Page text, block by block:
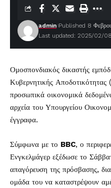
Last updated: 2025/02/
admin Published 8
Ομοσπονδιακός δικαστής
Κυβερνητικής
προσωπικά οικονομικά
αρχεία του Υπουργείου
έγγραφα.
Σύμφωνα με το BBC, ο
Ενγκελμάγερ εξέδωσε το
απαγόρευση της πρόσβασης,
ομάδα του να καταστρέψουν